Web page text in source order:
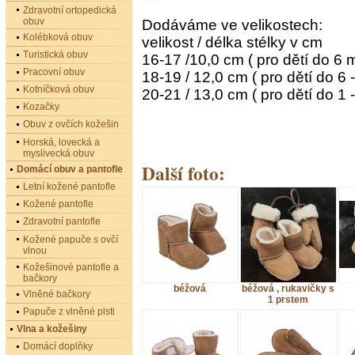
Dodáváme ve velikostech:
velikost / délka stélky v cm
16-17 /10,0 cm ( pro dětí do 6
18-19 / 12,0 cm ( pro dětí do 6
20-21 / 13,0 cm ( pro dětí do 1
Další foto:
béžová
béžová , rukavičky s
1 prstem
Zdravotní ortopedická
obuv
Kolébková obuv
Turistická obuv
Pracovní obuv
Kotníčková obuv
Kozačky
Obuv z ovčích kožešin
Horská, lovecká a
myslivecká obuv
Domácí obuv a pantofle
Letní kožené pantofle
Kožené pantofle
Zdravotní pantofle
Kožené papuče s ovčí
vlnou
Kožešinové pantofle a
bačkory
Vlněné bačkory
Papuče z vlněné plsti
Vlna a kožešiny
Domácí doplňky